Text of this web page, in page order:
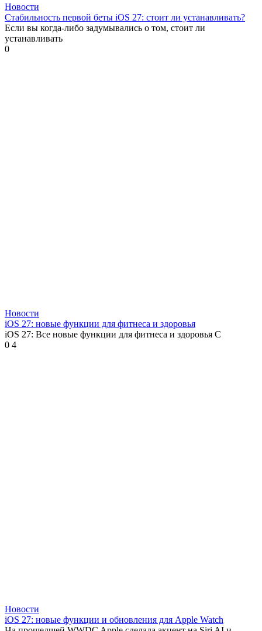
Новости
Стабильность первой беты iOS 27: стоит ли устанавливать?
Если вы когда-либо задумывались о том, стоит ли
устанавливать
0
Новости
iOS 27: новые функции для фитнеса и здоровья
iOS 27: Все новые функции для фитнеса и здоровья С
0 4
Новости
iOS 27: новые функции и обновления для Apple Watch